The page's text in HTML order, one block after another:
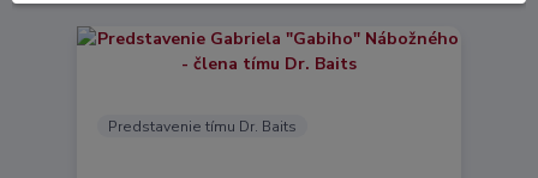
Predstavenie tímu Dr. Baits